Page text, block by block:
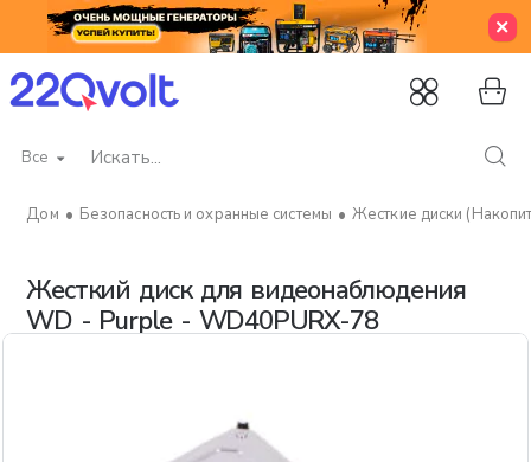
Все
Искать...
Жесткий диск для видеонаблюдения
WD - Purple - WD40PURX-78
Безопасность и охранные системы Жесткие диски